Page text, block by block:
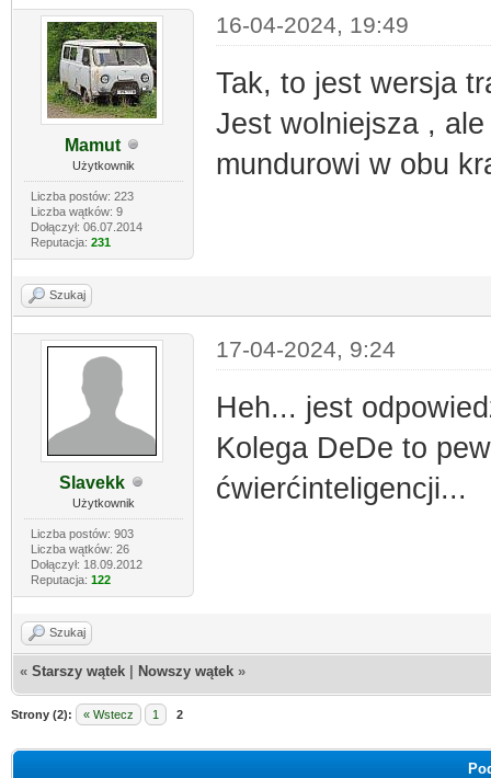
Mamut
Użytkownik
Liczba postów: 223
Liczba wątków: 9
Dołączył: 06.07.2014
Reputacja: 231
16-04-2024, 19:49
Tak, to jest wersja
Jest wolniejsza ,
mundurowi w obu
Szukaj
Slavekk
Użytkownik
Liczba postów: 903
Liczba wątków: 26
Dołączył: 18.09.2012
Reputacja: 122
17-04-2024, 9:24
Heh... jest
Kolega DeDe to
ćwierćinteligencji...
Szukaj
« Starszy wątek Nowszy wątek »
Strony (2): « Wstecz 1 2